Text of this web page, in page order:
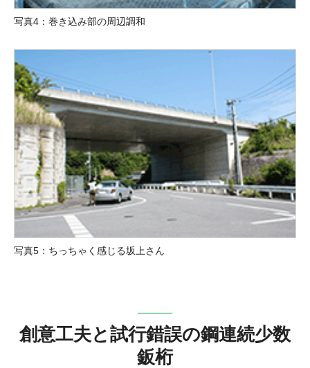
写真4：巻き込み部の周辺調和
写真5：ちっちゃく感じる坂上さん
創意工夫と試行錯誤の鋼連続少数
鈑桁